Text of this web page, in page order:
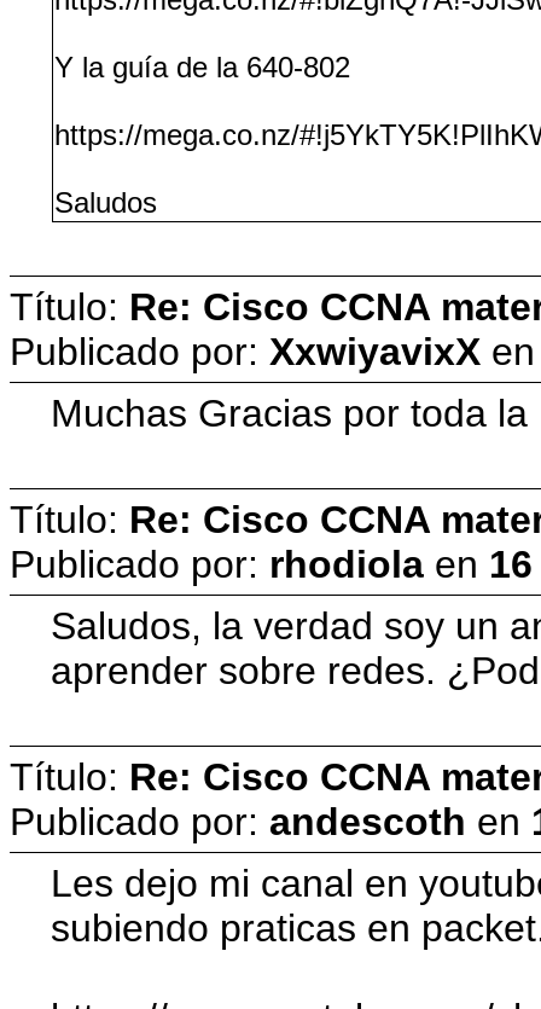
Y la guía de la 640-802
https://mega.co.nz/
Saludos
Título: Re: Cisco CCNA
Publicado por: XxwiyavixX
Muchas Gracias por toda
Título: Re: Cisco CCNA
Publicado por: rhodiola en
Saludos, la verdad soy un
aprender sobre redes.
Título: Re: Cisco CCNA
Publicado por: andescoth en
Les dejo mi canal en
subiendo praticas en